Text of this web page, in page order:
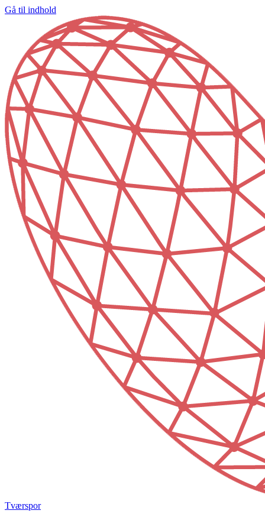
Gå til indhold
Tværspor